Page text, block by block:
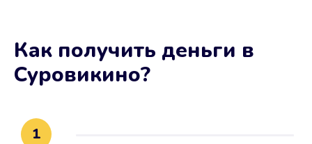
Не потребовались справки, залоги
и поручители. Папа вам доверяет.
Как получить деньги в
Суровикино?
1